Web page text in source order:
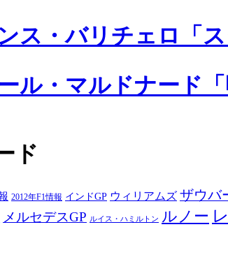
ス・バリチェロ「
ル・マルドナード「
ド
2012年F1情報 インドGP ウィリアムズ ザウバ
メルセデスGP ルイス・ハミルトン ルノー